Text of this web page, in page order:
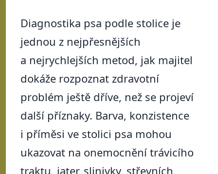
Diagnostika psa podle stolice je
jednou z nejpřesnějších
a nejrychlejších metod, jak majitel
dokáže rozpoznat zdravotní
problém ještě dříve, než se projeví
další příznaky. Barva, konzistence
i příměsi ve stolici psa mohou
ukazovat na onemocnění trávicího
traktu, jater, slinivky, střevních